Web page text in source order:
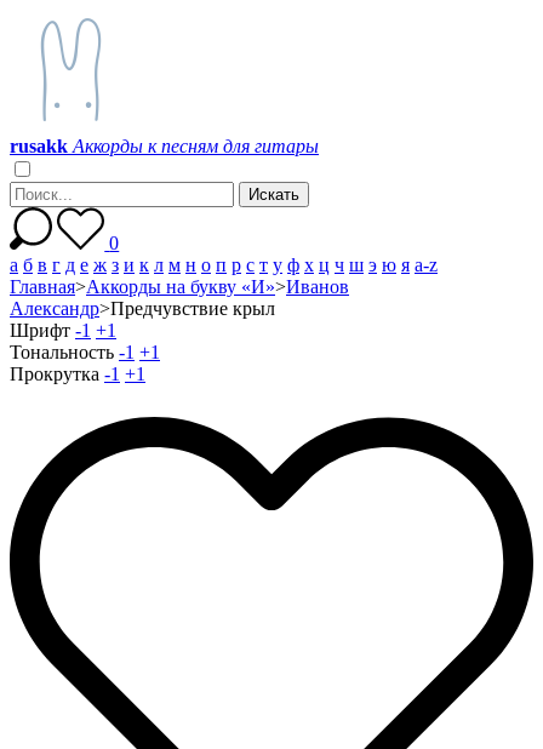
rusakk Аккорды к песням для гитары
0
а б в г д е ж з и к л м н о п р с т у ф х ц ч ш э ю я a-z
Главная>Аккорды на букву «И»>Иванов
Александр>Предчувствие крыл
Шрифт -1 +1
Тональность -1 +1
Прокрутка -1 +1